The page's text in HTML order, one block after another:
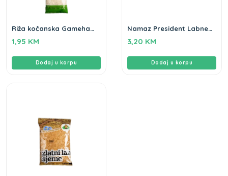
Riža kočanska Gameha
1,95 KM
Dodaj u korpu
Namaz President Labne
3,20 KM
Dodaj u korpu